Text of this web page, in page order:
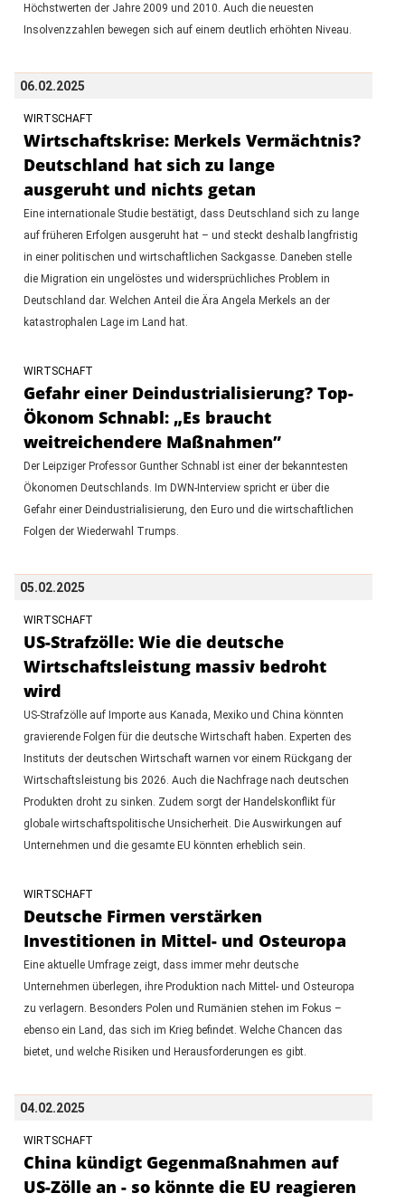
Höchstwerten der Jahre 2009 und 2010. Auch die neuesten
Insolvenzzahlen bewegen sich auf einem deutlich erhöhten Niveau.
06.02.2025
WIRTSCHAFT
Wirtschaftskrise: Merkels Vermächtnis?
Deutschland hat sich zu lange
ausgeruht und nichts getan
Eine internationale Studie bestätigt, dass Deutschland sich zu lange
auf früheren Erfolgen ausgeruht hat – und steckt deshalb langfristig
in einer politischen und wirtschaftlichen Sackgasse. Daneben stelle
die Migration ein ungelöstes und widersprüchliches Problem in
Deutschland dar. Welchen Anteil die Ära Angela Merkels an der
katastrophalen Lage im Land hat.
WIRTSCHAFT
Gefahr einer Deindustrialisierung? Top-
Ökonom Schnabl: „Es braucht
weitreichendere Maßnahmen”
Der Leipziger Professor Gunther Schnabl ist einer der bekanntesten
Ökonomen Deutschlands. Im DWN-Interview spricht er über die
Gefahr einer Deindustrialisierung, den Euro und die wirtschaftlichen
Folgen der Wiederwahl Trumps.
05.02.2025
WIRTSCHAFT
US-Strafzölle: Wie die deutsche
Wirtschaftsleistung massiv bedroht
wird
US-Strafzölle auf Importe aus Kanada, Mexiko und China könnten
gravierende Folgen für die deutsche Wirtschaft haben. Experten des
Instituts der deutschen Wirtschaft warnen vor einem Rückgang der
Wirtschaftsleistung bis 2026. Auch die Nachfrage nach deutschen
Produkten droht zu sinken. Zudem sorgt der Handelskonflikt für
globale wirtschaftspolitische Unsicherheit. Die Auswirkungen auf
Unternehmen und die gesamte EU könnten erheblich sein.
WIRTSCHAFT
Deutsche Firmen verstärken
Investitionen in Mittel- und Osteuropa
Eine aktuelle Umfrage zeigt, dass immer mehr deutsche
Unternehmen überlegen, ihre Produktion nach Mittel- und Osteuropa
zu verlagern. Besonders Polen und Rumänien stehen im Fokus –
ebenso ein Land, das sich im Krieg befindet. Welche Chancen das
bietet, und welche Risiken und Herausforderungen es gibt.
04.02.2025
WIRTSCHAFT
China kündigt Gegenmaßnahmen auf
US-Zölle an - so könnte die EU reagieren